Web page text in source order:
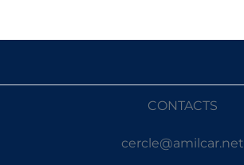
CONTACTS
cercle@amilcar.net